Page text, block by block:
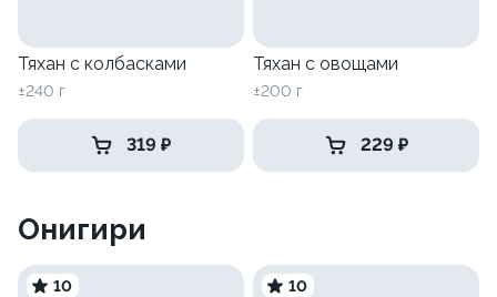
Тяхан с колбасками
±240 г
319 ₽
Тяхан с овощами
±200 г
229 ₽
Онигири
10 10